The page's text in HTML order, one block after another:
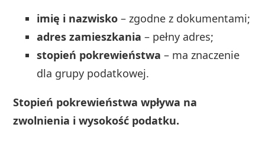
imię i nazwisko – zgodne z dokumentami;
adres zamieszkania – pełny adres;
stopień pokrewieństwa – ma znaczenie
dla grupy podatkowej.
Stopień pokrewieństwa wpływa na
zwolnienia i wysokość podatku.